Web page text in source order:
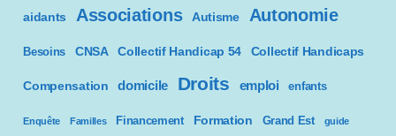
aidants Associations Autisme Autonomie
Besoins CNSA Collectif Handicap 54 Collectif Handicaps
Compensation domicile Droits emploi enfants
Enquête Familles Financement Formation Grand Est guide